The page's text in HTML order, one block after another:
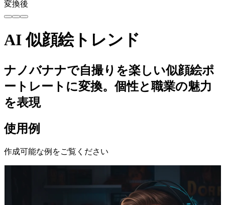
変換後
AI 似顔絵トレンド
ナノバナナで自撮りを楽しい似顔絵ポ
ートレートに変換。個性と職業の魅力
を表現
使用例
作成可能な例をご覧ください